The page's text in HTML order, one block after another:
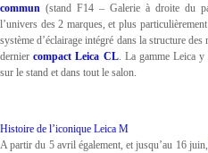
commun (stand F14 – Galerie à droite du
l’univers des 2 marques, et plus
système d’éclairage intégré dans la structure
derniercompact Leica CL. La gamme Leica y
sur le stand et dans tout le salon.
Histoire de l’iconique Leica M
A partir du 5 avril également, et jusqu’au 16